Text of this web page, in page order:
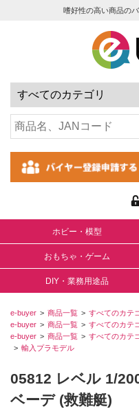
嗜好性の高い商品の
ホビー・模型
おもちゃ・ゲーム
DIY・業務用途品
e-buyer 商品一覧 すべてのカテ
e-buyer
商品一覧 すべてのカテ
e-buyer
商品一覧 すべてのカテ
輸入プラモデル
05812 レベル 1/
ベーデ (救難艇)